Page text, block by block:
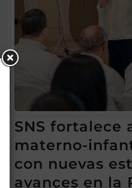
SNS fortalece
materno-
con nuevas
avances en la